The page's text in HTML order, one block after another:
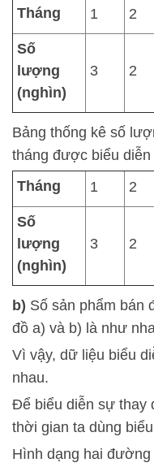
Tháng
1 2
Số
lượng
(nghìn)
3 2
Bảng thống kê số
tháng được biểu
Tháng
1 2
Số
lượng
(nghìn)
3 2
b) Số sản phẩm bán
đồ a) và b) là như
Vì vậy, dữ liệu biểu
nhau.
Để biểu diễn sự thay
thời gian ta dùng
Hình dạng hai